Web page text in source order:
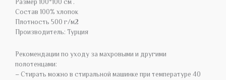
Размер 100*100 см .
Состав 100% хлопок
Плотность 500 г/м2
Производитель: Турция
Рекомендации по уходу за махровыми и другими
полотенцами:
– Стирать можно в стиральной машинке при температуре 40